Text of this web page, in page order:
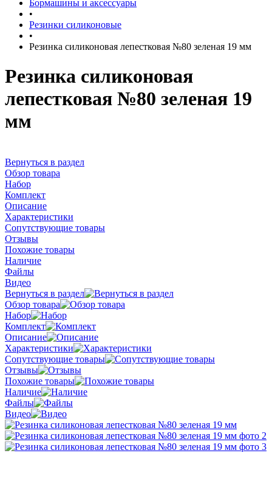
Бормашины и аксессуары
•
Резинки силиконовые
•
Резинка силиконовая лепестковая №80 зеленая 19 мм
Резинка силиконовая
лепестковая №80 зеленая 19
мм
Вернуться в раздел
Обзор товара
Набор
Комплект
Описание
Характеристики
Сопутствующие товары
Отзывы
Похожие товары
Наличие
Файлы
Видео
Вернуться в раздел
Обзор товара
Набор
Комплект
Описание
Характеристики
Сопутствующие товары
Отзывы
Похожие товары
Наличие
Файлы
Видео